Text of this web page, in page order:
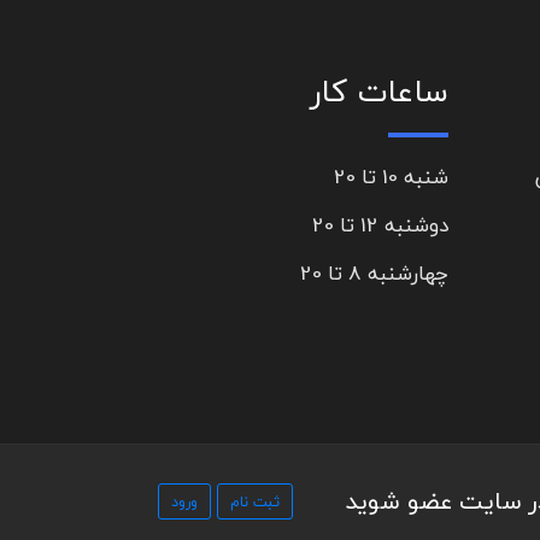
ساعات کار
شنبه 10 تا 20
دوشنبه 12 تا 20
چهارشنبه 8 تا 20
سایت عضو شوید